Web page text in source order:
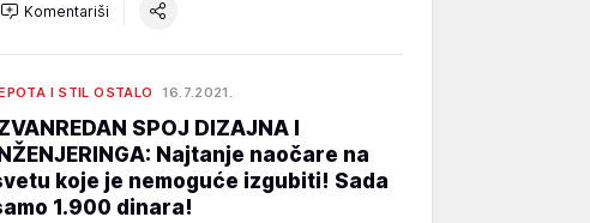
Komentariši
I STIL OSTALO 16.7.2021.
SPOJ DIZAJNA I
Najtanje naočare na
koje je nemoguće izgubiti! Sada
1.900 dinara!